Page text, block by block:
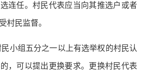
连任。村民代表应当向其推选户或者
村民监督。
小组五分之一以上有选举权的村民认
，可以提出更换要求。更换村民代表